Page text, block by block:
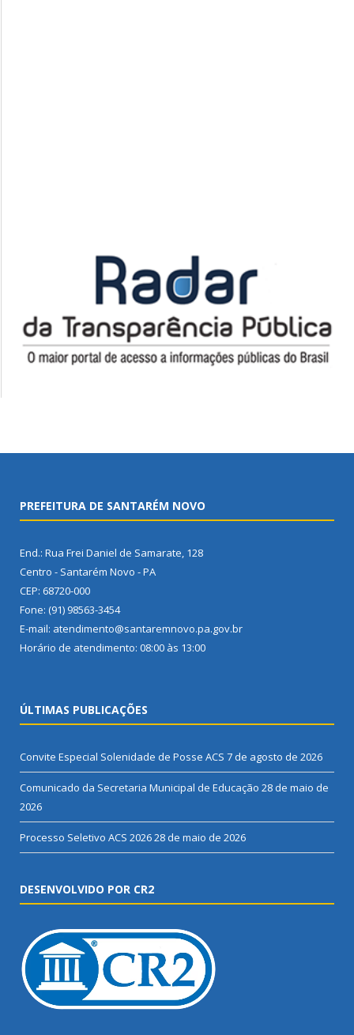
PREFEITURA DE SANTARÉM NOVO
End.: Rua Frei Daniel de Samarate, 128
Centro - Santarém Novo - PA
CEP: 68720-000
Fone: (91) 98563-3454
E-mail: atendimento@santaremnovo.pa.gov.br
Horário de atendimento: 08:00 às 13:00
ÚLTIMAS PUBLICAÇÕES
Convite Especial Solenidade de Posse ACS 7 de agosto de 2026
Comunicado da Secretaria Municipal de Educação 28 de maio de
2026
Processo Seletivo ACS 202628 de maio de 2026
DESENVOLVIDO POR CR2